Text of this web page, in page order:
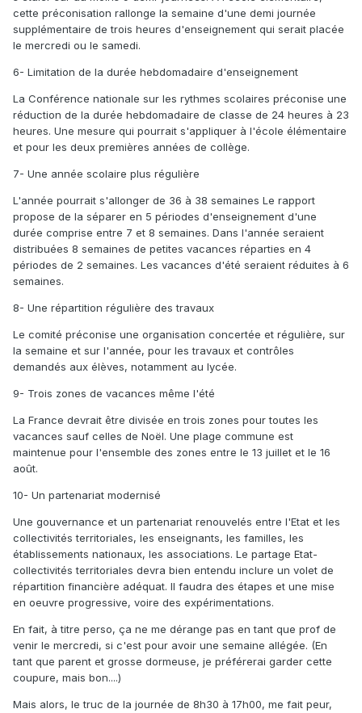
cette préconisation rallonge la semaine d'une demi journée
supplémentaire de trois heures d'enseignement qui serait placée
le mercredi ou le samedi.
6- Limitation de la durée hebdomadaire d'enseignement
La Conférence nationale sur les rythmes scolaires préconise une
réduction de la durée hebdomadaire de classe de 24 heures à 23
heures. Une mesure qui pourrait s'appliquer à l'école élémentaire
et pour les deux premières années de collège.
7- Une année scolaire plus régulière
L'année pourrait s'allonger de 36 à 38 semaines Le rapport
propose de la séparer en 5 périodes d'enseignement d'une
durée comprise entre 7 et 8 semaines. Dans l'année seraient
distribuées 8 semaines de petites vacances réparties en 4
périodes de 2 semaines. Les vacances d'été seraient réduites à 6
semaines.
8- Une répartition régulière des travaux
Le comité préconise une organisation concertée et régulière, sur
la semaine et sur l'année, pour les travaux et contrôles
demandés aux élèves, notamment au lycée.
9- Trois zones de vacances même l'été
La France devrait être divisée en trois zones pour toutes les
vacances sauf celles de Noël. Une plage commune est
maintenue pour l'ensemble des zones entre le 13 juillet et le 16
août.
10- Un partenariat modernisé
Une gouvernance et un partenariat renouvelés entre l'Etat et les
collectivités territoriales, les enseignants, les familles, les
établissements nationaux, les associations. Le partage Etat-
collectivités territoriales devra bien entendu inclure un volet de
répartition financière adéquat. Il faudra des étapes et une mise
en oeuvre progressive, voire des expérimentations.
En fait, à titre perso, ça ne me dérange pas en tant que prof de
venir le mercredi, si c'est pour avoir une semaine allégée. (En
tant que parent et grosse dormeuse, je préférerai garder cette
coupure, mais bon....)
Mais alors, le truc de la journée de 8h30 à 17h00, me fait peur,